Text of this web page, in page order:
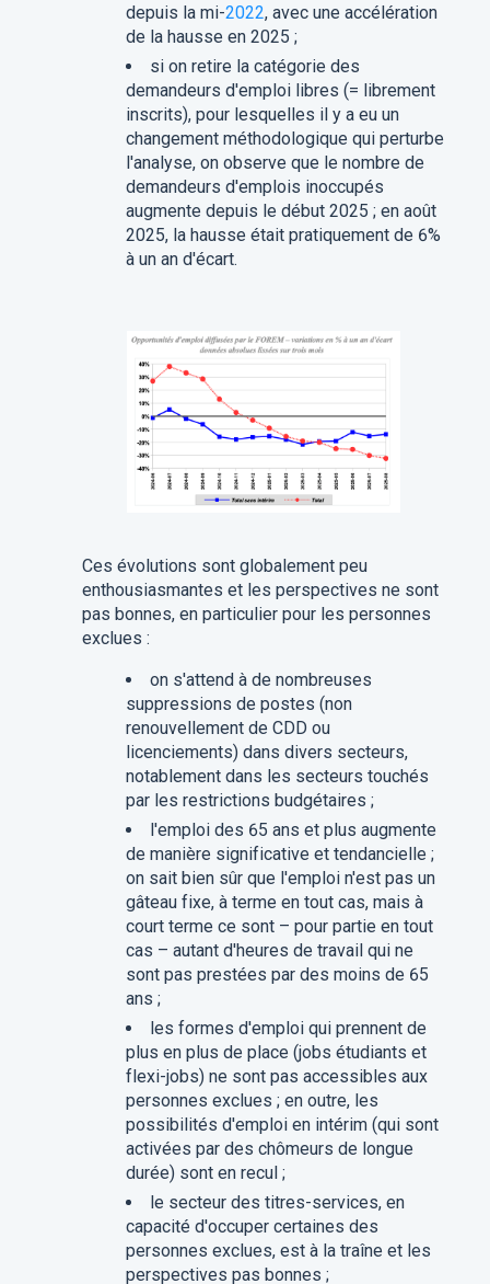
depuis la mi-2022, avec une accélération
de la hausse en 2025 ;
si on retire la catégorie des
demandeurs d'emploi libres (= librement
inscrits), pour lesquelles il y a eu un
changement méthodologique qui perturbe
l'analyse, on observe que le nombre de
demandeurs d'emplois inoccupés
augmente depuis le début 2025 ; en août
2025, la hausse était pratiquement de 6%
à un an d'écart.
Ces évolutions sont globalement peu
enthousiasmantes et les perspectives ne sont
pas bonnes, en particulier pour les personnes
exclues :
on s'attend à de nombreuses
suppressions de postes (non
renouvellement de CDD ou
licenciements) dans divers secteurs,
notablement dans les secteurs touchés
par les restrictions budgétaires ;
l'emploi des 65 ans et plus augmente
de manière significative et tendancielle ;
on sait bien sûr que l'emploi n'est pas un
gâteau fixe, à terme en tout cas, mais à
court terme ce sont – pour partie en tout
cas – autant d'heures de travail qui ne
sont pas prestées par des moins de 65
ans ;
les formes d'emploi qui prennent de
plus en plus de place (jobs étudiants et
flexi-jobs) ne sont pas accessibles aux
personnes exclues ; en outre, les
possibilités d'emploi en intérim (qui sont
activées par des chômeurs de longue
durée) sont en recul ;
le secteur des titres-services, en
capacité d'occuper certaines des
personnes exclues, est à la traîne et les
perspectives pas bonnes ;